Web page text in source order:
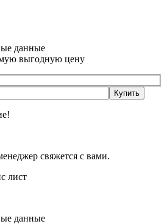
данные
выгодную цену
свяжется с вами.
лист
данные